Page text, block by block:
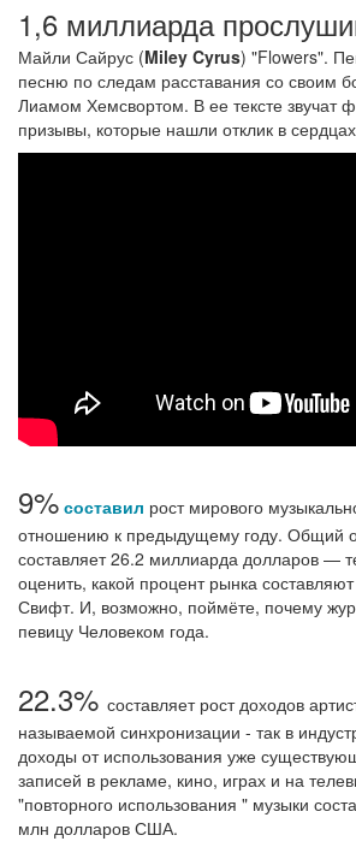
1,6 миллиарда
Майли Сайрус (Miley Cyrus) "Flowers".
песню по следам расставания со своим
Лиамом Хемсвортом. В ее тексте звучат
призывы, которые нашли отклик в
9% составил рост мирового
отношению к предыдущему году. Общий
составляет 26.2 миллиарда долларов —
оценить, какой процент рынка
Свифт. И, возможно, поймёте, почему
певицу Человеком года.
22.3% составляет рост доходов
называемой синхронизации - так в
доходы от использования уже
записей в рекламе, кино, играх и на
"повторного использования " музыки
млн долларов США.